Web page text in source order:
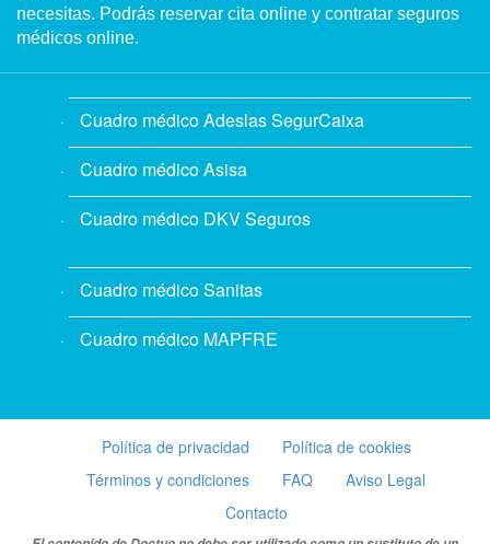
necesitas. Podrás reservar cita online y contratar seguros
médicos online.
Cuadro médico Adeslas SegurCaixa
Cuadro médico Asisa
Cuadro médico DKV Seguros
Cuadro médico Sanitas
Cuadro médico MAPFRE
Política de privacidad
Política de cookies
Términos y condiciones
FAQ
Aviso Legal
Contacto